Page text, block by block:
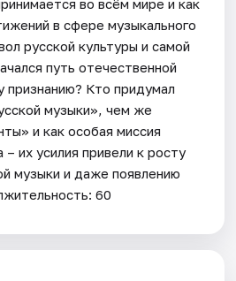
во всём мире и как
в сфере музыкального
русской культуры и самой
путь отечественной
признанию? Кто придумал
музыки», чем же
и как особая миссия
– их усилия привели к росту
музыки и даже появлению
60